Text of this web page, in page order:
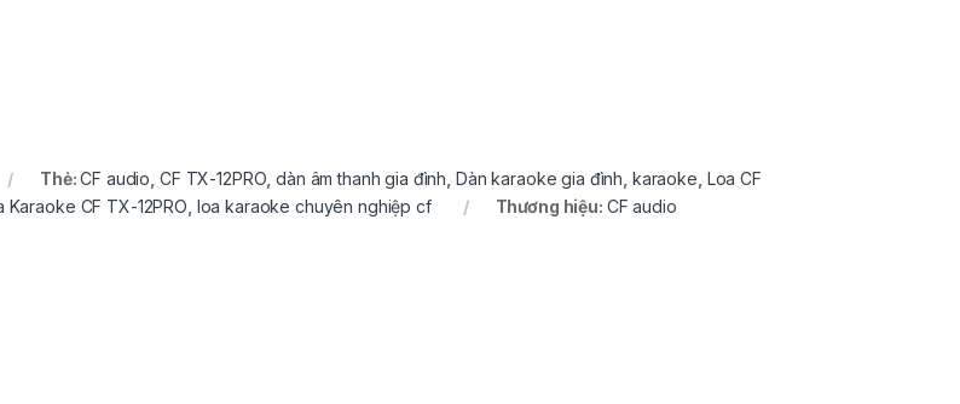
Thẻ:CF audio CF TX-12PRO ,dàn âm thanh gia đình Dàn karaoke gia đình karaoke Loa CF
Karaoke CF TX-12PRO loa karaoke chuyên nghiệp cf Thương hiệu: CF audio